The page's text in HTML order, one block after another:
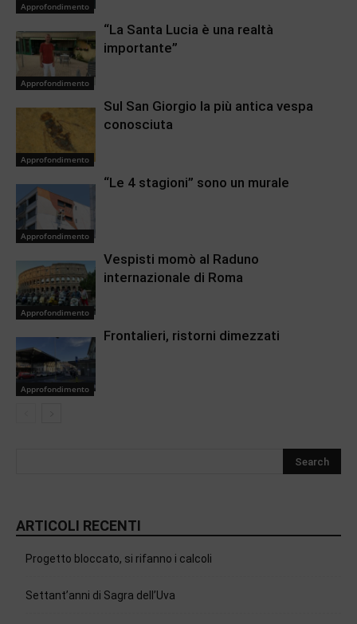
Approfondimento
Approfondimento
“La Santa Lucia è una realtà
importante”
Approfondimento
Sul San Giorgio la più antica vespa
conosciuta
Approfondimento
“Le 4 stagioni” sono un murale
Approfondimento
Vespisti momò al Raduno
internazionale di Roma
Approfondimento
Frontalieri, ristorni dimezzati
ARTICOLI RECENTI
Progetto bloccato, si rifanno i calcoli
Settant’anni di Sagra dell’Uva